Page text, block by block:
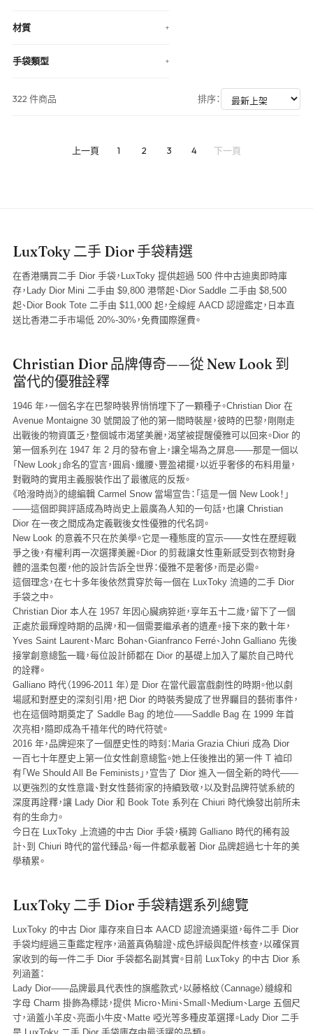
材質 +
手袋類型 +
322 件商品 排序：
上一頁 1 2 3 4 下一頁
LuxToky 二手 Dior 手袋精選
在香港購買二手 Dior 手袋，LuxToky 提供超過 500 件中古迪奧即時庫
存，Lady Dior Mini 二手由 $9,800 港幣起、Dior Saddle 二手由 $8,500
起、Dior Book Tote 二手由 $11,000 起，全線經 AACD 認證鑑定，日本直
送比香港二手市場低 20%-30%，免費國際運費。
Christian Dior 品牌傳奇——從 New Look 到
當代的優雅詮釋
1946 年，一個名字在巴黎時裝界悄悄埋下了一顆種子。Christian Dior 在
Avenue Montaigne 30 號開設了他的第一間時裝屋，彼時的巴黎，剛剛走
出戰後的物資匱乏，整個城市渴望美麗，渴望被提醒優雅可以回來。Dior 的
第一個系列在 1947 年 2 月的發布會上，讓全場為之屏息——那是一個以
「New Look」命名的宣言，圓肩、纖腰、豐盈裙擺，以近乎奢侈的布料用量，
對戰時的實用主義服裝作出了最徹底的反叛。
《哈潑時尚》的總編輯 Carmel Snow 當場宣告：「這是一個 New Look！」
——這個即興評語成為時尚史上最廣為人知的一句話，也讓 Christian
Dior 在一夜之間成為定義戰後女性優雅的代名詞。
New Look 的意義不只在於美學。它是一種態度的宣示——女性在歷經戰
爭之後，有權利再一次選擇美麗。Dior 的剪裁讓女性重新感受到衣物對身
體的溫柔包覆，他的設計告訴全世界：優雅不是奢侈，而是必需。
這個理念，在七十多年後依然貫穿於每一個在 LuxToky 流通的二手 Dior
手袋之中。
Christian Dior 本人在 1957 年因心臟病猝逝，享年五十二歲，留下了一個
正處於最輝煌時期的品牌，和一個需要繼承者的遺產。接下來的數十年，
Yves Saint Laurent、Marc Bohan、Gianfranco Ferré、John Galliano 先後
接掌創意總監一職，每位設計師都在 Dior 的基礎上加入了屬於自己時代
的詮釋。
Galliano 時代（1996-2011 年）是 Dior 在當代最富戲劇性的時期。他以劇
場感和對歷史的深刻引用，把 Dior 的時裝秀變成了世界矚目的藝術事件，
也在這個時期奠定了 Saddle Bag 的地位——Saddle Bag 在 1999 年首
次亮相，隨即成為千禧年代的時代符號。
2016 年，品牌迎來了一個歷史性的時刻：Maria Grazia Chiuri 成為 Dior
一百七十年歷史上第一位女性創意總監。她上任後推出的第一件 T 裇印
有「We Should All Be Feminists」，宣告了 Dior 進入一個全新的時代——
以更強烈的女性意識、對女性藝術家的持續致敬，以及對品牌符號系統的
深度再詮釋，讓 Lady Dior 和 Book Tote 系列在 Chiuri 時代煥發出前所未
有的生命力。
今日在 LuxToky 上流通的中古 Dior 手袋，橫跨 Galliano 時代的稀有設
計、到 Chiuri 時代的當代臻品，每一件都承載著 Dior 品牌超過七十年的美
學積累。
LuxToky 二手 Dior 手袋精選系列總覽
LuxToky 的中古 Dior 庫存來自日本 AACD 認證流通渠道，每件二手 Dior
手袋均經過三重鑑定程序，涵蓋真偽驗證、成色評級與配件核查，以確保買
家收到的每一件二手 Dior 手袋都名副其實。目前 LuxToky 的中古 Dior 系
列涵蓋：
Lady Dior——品牌最具代表性的旗艦款式，以藤格紋（Cannage）縫線和
字母 Charm 掛飾為標誌，提供 Micro、Mini、Small、Medium、Large 五個尺
寸，涵蓋小羊皮、亮面小牛皮、Matte 啞光等多種皮革選擇。Lady Dior 二手
是 LuxToky 二手 Dior 手袋庫存中最活躍的品類。